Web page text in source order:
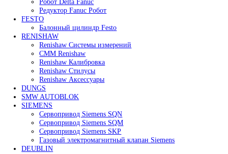
Сервоприводы Mitsubishi
HEIDENHAIN
Линейные энкодеры Heidenhain LS 628C
Линейные энкодеры Heidenhain LS 688C
Линейные энкодеры Heidenhain LC 185
Линейные энкодеры Heidenhain LC 195F
FANUC ROBOT
Робот Fanuc LR Mate
Робот Fanuc для сварки
Коллаборативные-роботы FANUC
Робот Delta Fanuc
Редуктор Fanuc Робот
FESTO
Балонный цилиндр Festo